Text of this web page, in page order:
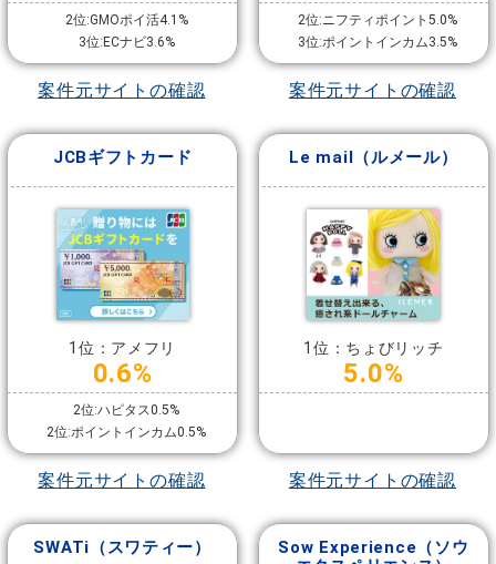
2位:GMOポイ活4.1%
3位:ECナビ3.6%
案件元サイトの確認
2位:ニフティポイント5.0%
3位:ポイントインカム3.5%
案件元サイトの確認
JCBギフトカード
1位：アメフリ
0.6%
2位:ハピタス0.5%
2位:ポイントインカム0.5%
案件元サイトの確認
Le mail（ルメール）
1位：ちょびリッチ
5.0%
案件元サイトの確認
SWATi（スワティー）
Sow Experience（ソウ